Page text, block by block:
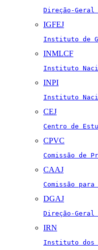
Direção-
IGFEJ
Instituto de
INMLCF
Instituto
INPI
Instituto
CEJ
Centro de
CPVC
Comissão de
CAAJ
Comissão
DGAJ
Direção-
IRN
Instituto dos